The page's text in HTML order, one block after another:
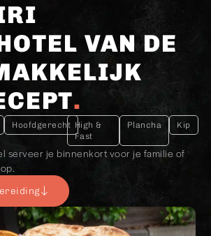
VAN DE
Hoofdgerecht High &
Fast
Plancha Kip
serveer je binnenkort voor je familie of